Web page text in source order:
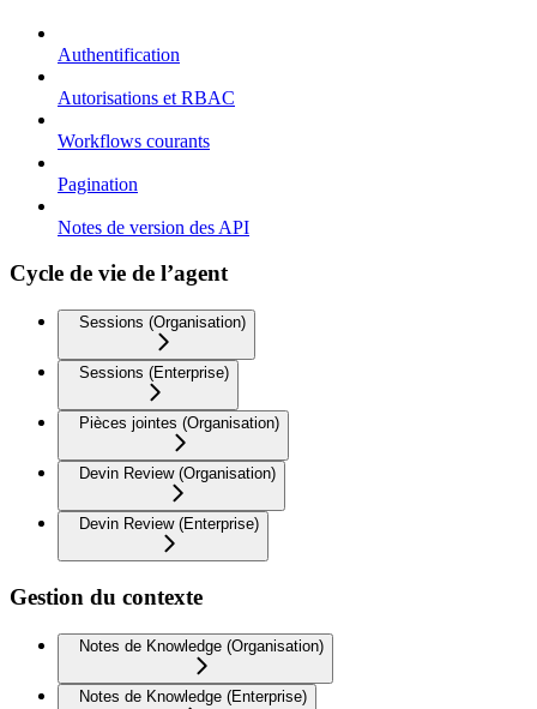
Authentification
Autorisations et RBAC
Workflows courants
Pagination
Notes de version des API
Cycle de vie de l’agent
Sessions (Organisation)
Sessions (Enterprise)
Pièces jointes (Organisation)
Devin Review (Organisation)
Devin Review (Enterprise)
Gestion du contexte
Notes de Knowledge (Organisation)
Notes de Knowledge (Enterprise)